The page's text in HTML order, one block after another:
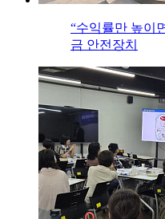
“수익률만 높이
금 안전장치